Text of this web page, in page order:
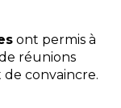
ont permis à
réunions
convaincre.